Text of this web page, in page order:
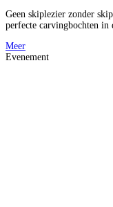
Geen skiplezier zonder
perfecte carvingbochten in
Meer
Evenement